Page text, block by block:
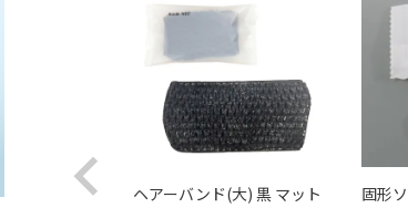
ヘアーバンド(大) 黒 マット
固形